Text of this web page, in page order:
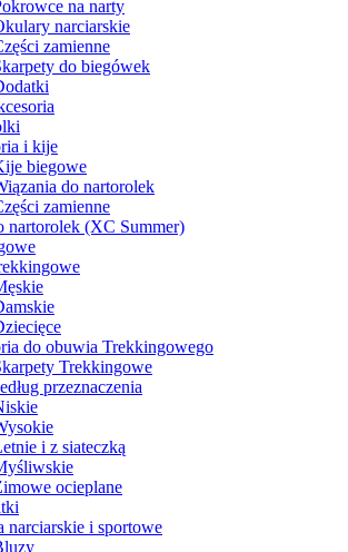
na narty
narciarskie
zamienne
do biegówek
i kije
biegowe
do nartorolek
zamienne
nartorolek (XC Summer)
do obuwia Trekkingowego
Trekkingowe
przeznaczenia
i z siateczką
ocieplane
narciarskie i sportowe